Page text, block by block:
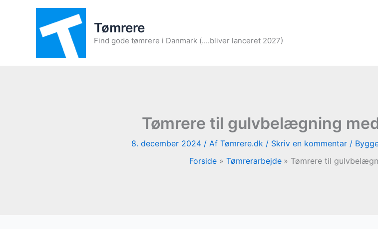
Tømrere
Find gode tømrere i Danmark (....bliver lanceret 2027)
Tømrere til gulvbelægning
8. december 2024 / Af Tømrere.dk / Skriv en kommentar /
Forside
Tømrerarbejde Tømrere til